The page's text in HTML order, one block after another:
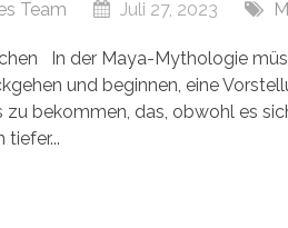
Team Juli 27, 2023
In der Maya-Mythologie
und beginnen, eine
zu bekommen, das, obwohl es